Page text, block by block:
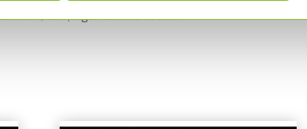
der følelse, siger hun med et smil.